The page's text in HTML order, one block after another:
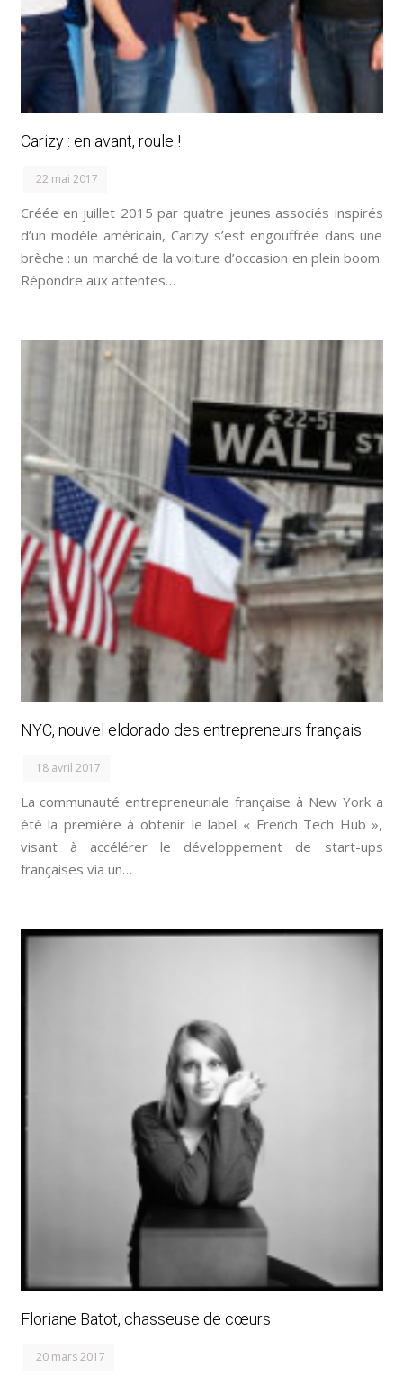
Carizy : en avant, roule !
22 mai 2017
Créée en juillet 2015 par quatre jeunes associés inspirés
d’un modèle américain, Carizy s’est engouffrée dans une
brèche : un marché de la voiture d’occasion en plein boom.
Répondre aux attentes…
NYC, nouvel eldorado des entrepreneurs français
18 avril 2017
La communauté entrepreneuriale française à New York a
été la première à obtenir le label « French Tech Hub »,
visant à accélérer le développement de start-ups
françaises via un…
Floriane Batot, chasseuse de cœurs
20 mars 2017